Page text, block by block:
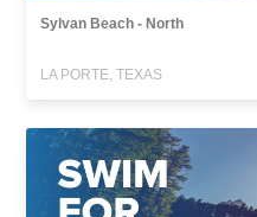
Sylvan Beach - North
LA PORTE, TEXAS